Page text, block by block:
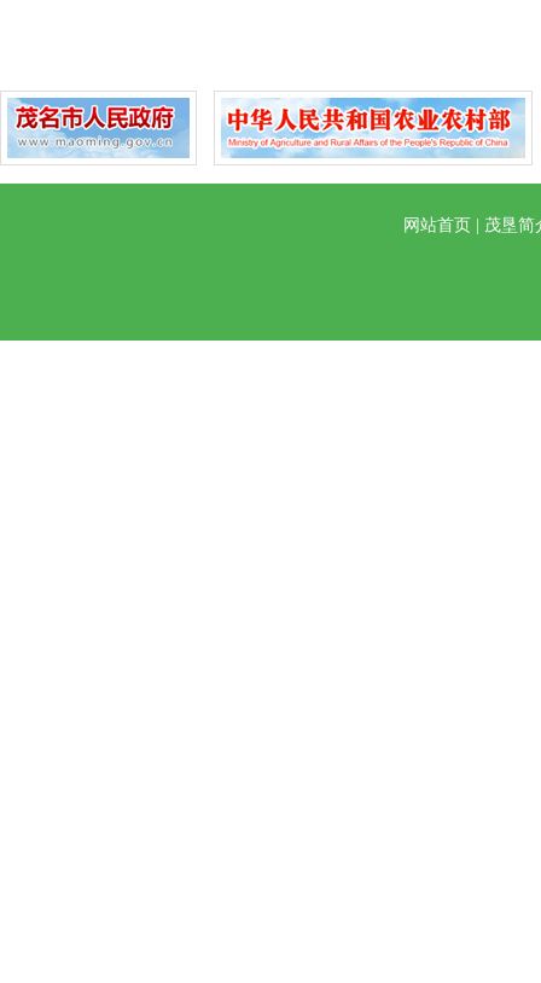
网站首页 茂垦简